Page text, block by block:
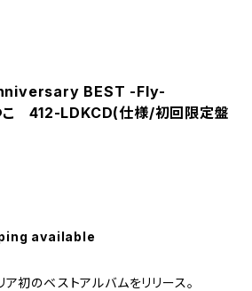
BEST -Fly-
412-LDKCD(仕様/初回限定盤
available
初のベストアルバムをリリース。